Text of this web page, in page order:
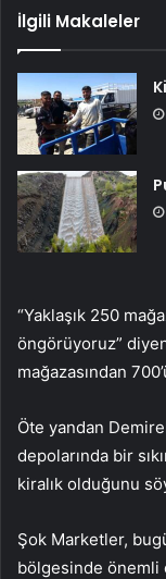
İlgili Makaleler
“Yaklaşık 250
öngörüyoruz”
mağazasından
Öte yandan
depolarında bir
kiralık olduğunu
Şok Marketler,
bölgesinde önemli